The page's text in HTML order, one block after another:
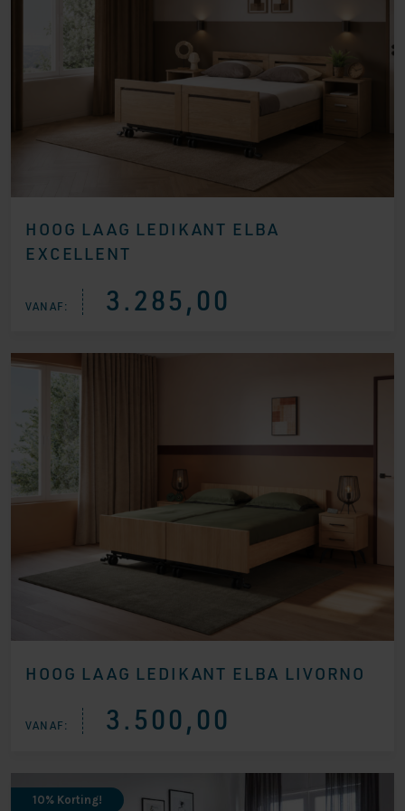
HOOG LAAG LEDIKANT ELBA
EXCELLENT
VANAF: 3.285,00
HOOG LAAG LEDIKANT ELBA LIVORNO
VANAF: 3.500,00
10% Korting!